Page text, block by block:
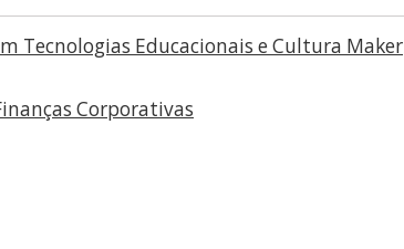
Tecnologias Educacionais e Cultura Maker
Corporativas